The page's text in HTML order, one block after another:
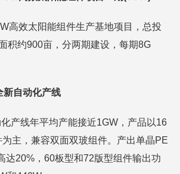
高效太阳能组件生产基地项目，总投
积约900亩，分两期建设，每期8G
新自动化产线
产线年平均产能接近1GW，产品以16
主，兼容双面双玻组件。产出单晶PE
达20%，60板型和72版型组件输出功